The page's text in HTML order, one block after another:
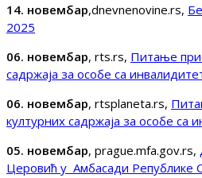
14. новембар,dnevnenovine.rs,
2025
06. новембар, rts.rs, Питање
садржаја за особе са
06. новембар, rtsplaneta.rs,
културних садржаја за особе са
05. новембар, prague.mfa.gov.rs,
Церовић у Амбасади Републике